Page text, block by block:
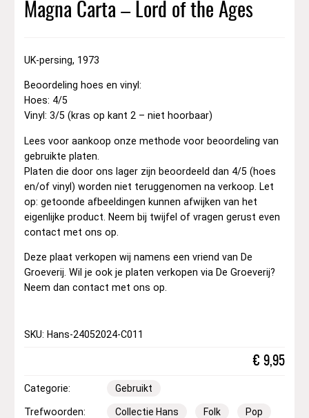
Magna Carta – Lord of the Ages
UK-persing, 1973
Beoordeling hoes en vinyl:
Hoes: 4/5
Vinyl: 3/5 (kras op kant 2 – niet hoorbaar)
Lees voor aankoop onze methode voor beoordeling van
gebruikte platen.
Platen die door ons lager zijn beoordeeld dan 4/5 (hoes
en/of vinyl) worden niet teruggenomen na verkoop. Let
op: getoonde afbeeldingen kunnen afwijken van het
eigenlijke product. Neem bij twijfel of vragen gerust even
contact met ons op.
Deze plaat verkopen wij namens een vriend van De
Groeverij. Wil je ook je platen verkopen via De Groeverij?
Neem dan contact met ons op.
SKU: Hans-24052024-C011
€ 9,95
Categorie: Gebruikt
Trefwoorden: Collectie Hans Folk Pop